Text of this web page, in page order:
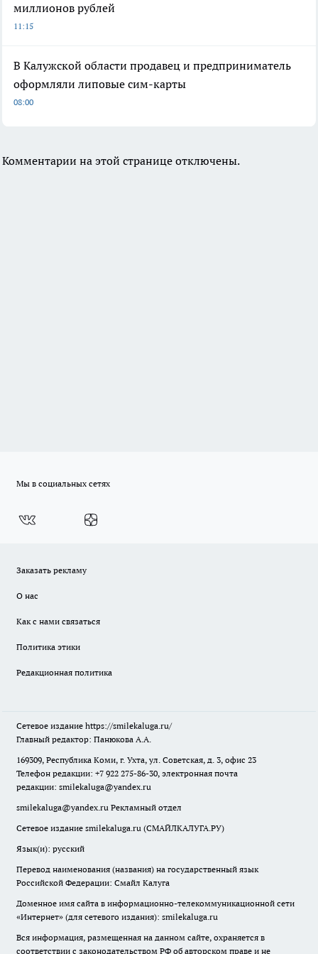
миллионов рублей
11:15
В Калужской области продавец и предприниматель
оформляли липовые сим-карты
08:00
Комментарии на этой странице отключены.
Мы в социальных сетях
Заказать рекламу
О нас
Как с нами связаться
Политика этики
Редакционная политика
Сетевое издание https://smilekaluga.ru/
Главный редактор: Панюкова А.А.
169309, Республика Коми, г. Ухта, ул. Советская, д. 3, офис 23
Телефон редакции: +7 922 275-86-30, электронная почта
редакции: smilekaluga@yandex.ru
smilekaluga@yandex.ru Рекламный отдел
Сетевое издание smilekaluga.ru (СМАЙЛКАЛУГА.РУ)
Язык(и): русский
Перевод наименования (названия) на государственный язык
Российской Федерации: Смайл Калуга
Доменное имя сайта в информационно-телекоммуникационной сети
«Интернет» (для сетевого издания): smilekaluga.ru
Вся информация, размещенная на данном сайте, охраняется в
соответствии с законодательством РФ об авторском праве и не